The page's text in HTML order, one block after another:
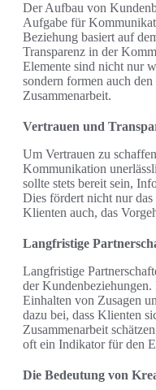
Der Aufbau von
Aufgabe für
Beziehung basiert auf
Transparenz in der
Elemente sind nicht nur
sondern formen auch
Zusammenarbeit.
Vertrauen und
Um Vertrauen zu
Kommunikation
sollte stets bereit sein,
Dies fördert nicht nur
Klienten auch, das
Langfristige
Langfristige
der
Einhalten von Zusagen
dazu bei, dass Klienten
Zusammenarbeit
oft ein Indikator für den
Die Bedeutung von